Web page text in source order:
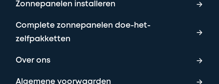
Zonnepanelen installeren
Complete zonnepanelen doe-het-
zelfpakketten
Over ons
Algemene voorwaarden